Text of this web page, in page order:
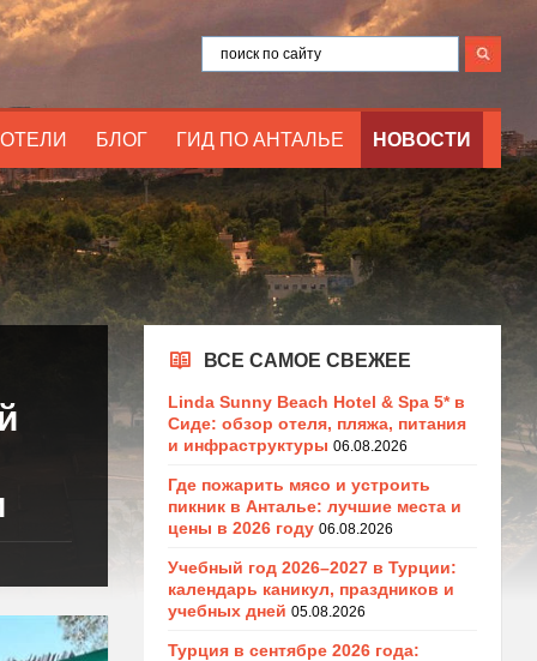
ОТЕЛИ БЛОГ ГИД ПО АНТАЛЬЕ НОВОСТИ
ВСЕ САМОЕ СВЕЖЕЕ
Linda Sunny Beach Hotel & Spa 5* в
Сиде: обзор отеля, пляжа, питания
и инфраструктуры 06.08.2026
Где пожарить мясо и устроить
пикник в Анталье: лучшие места и
цены в 2026 году 06.08.2026
Учебный год 2026–2027 в Турции:
календарь каникул, праздников и
учебных дней 05.08.2026
Турция в сентябре 2026 года: